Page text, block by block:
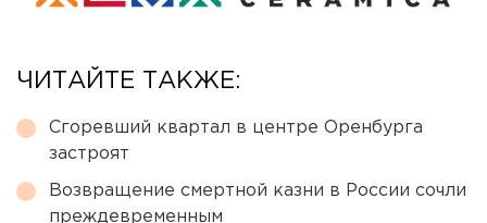
ЧИТАЙТЕ ТАКЖЕ:
Сгоревший квартал в центре Оренбурга
застроят
Возвращение смертной казни в России сочли
преждевременным